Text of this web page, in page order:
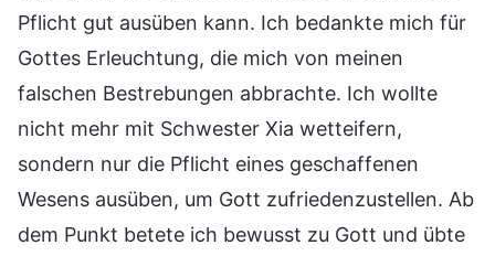
Pflicht gut ausüben kann. Ich bedankte mich für
Gottes Erleuchtung, die mich von meinen
falschen Bestrebungen abbrachte. Ich wollte
nicht mehr mit Schwester Xia wetteifern,
sondern nur die Pflicht eines geschaffenen
Wesens ausüben, um Gott zufriedenzustellen. Ab
dem Punkt betete ich bewusst zu Gott und übte